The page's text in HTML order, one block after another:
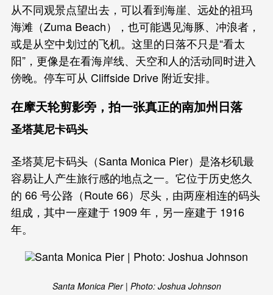
从不同观景点望出去，可以看到海崖、远处的祖玛
海滩（Zuma Beach），也可能遇见海豚、冲浪者，
或是从空中划过的飞机。这里的日落不只是“看太
阳”，更像是在看海岸线、天空和人的活动同时进入
傍晚。停车可从 Cliffside Drive 附近安排。
在摩天轮剪影旁，拍一张真正的南加州日落
圣塔莫尼卡码头
圣塔莫尼卡码头（Santa Monica Pier）是洛杉矶最
容易让人产生旅行感的地点之一。它位于历史悠久
的 66 号公路（Route 66）尽头，由两座相连的码头
组成，其中一座建于 1909 年，另一座建于 1916
年。
Santa Monica Pier | Photo: Joshua Johnson